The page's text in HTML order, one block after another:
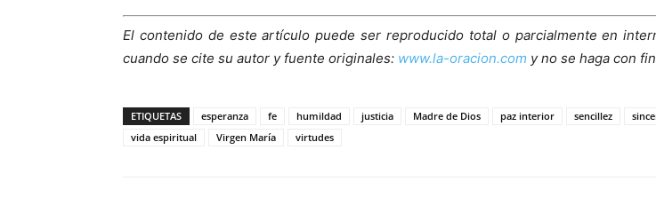
El contenido de este artículo puede ser reproducido total o parcialmente en
cuando se cite su autor y fuente originales: www.la-oracion.com y no se haga con
ETIQUETAS esperanza fe humildad justicia Madre de Dios paz interior sencillez
vida espiritual
Virgen María virtudes